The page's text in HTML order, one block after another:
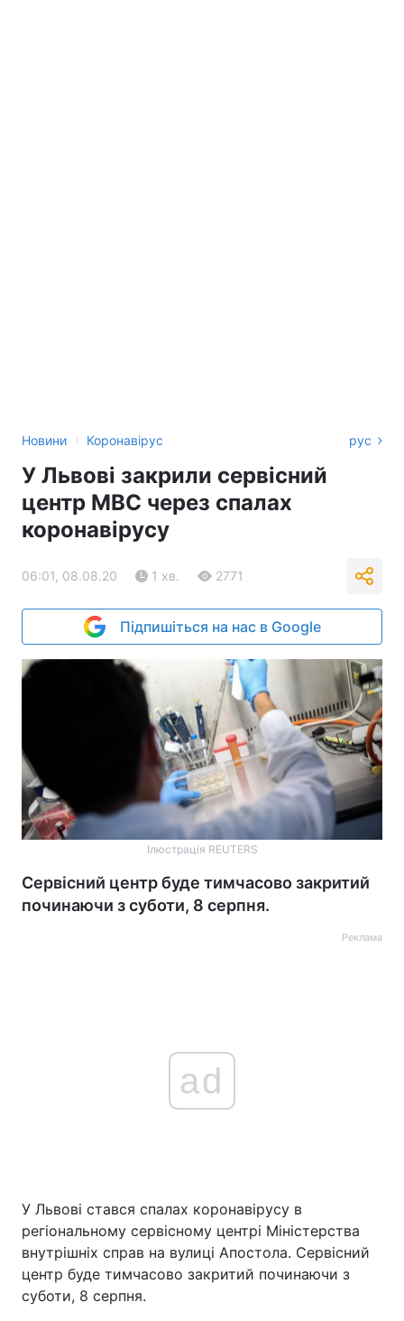
Новини › Коронавірус рус
У Львові закрили сервісний
центр МВС через спалах
коронавірусу
06:01, 08.08.20 1 хв. 2771
Підпишіться на нас в Google
Ілюстрація REUTERS
Сервісний центр буде тимчасово закритий
починаючи з суботи, 8 серпня.
Реклама
ad
У Львові стався спалах коронавірусу в
регіональному сервісному центрі Міністерства
внутрішніх справ на вулиці Апостола. Сервісний
центр буде тимчасово закритий починаючи з
суботи, 8 серпня.